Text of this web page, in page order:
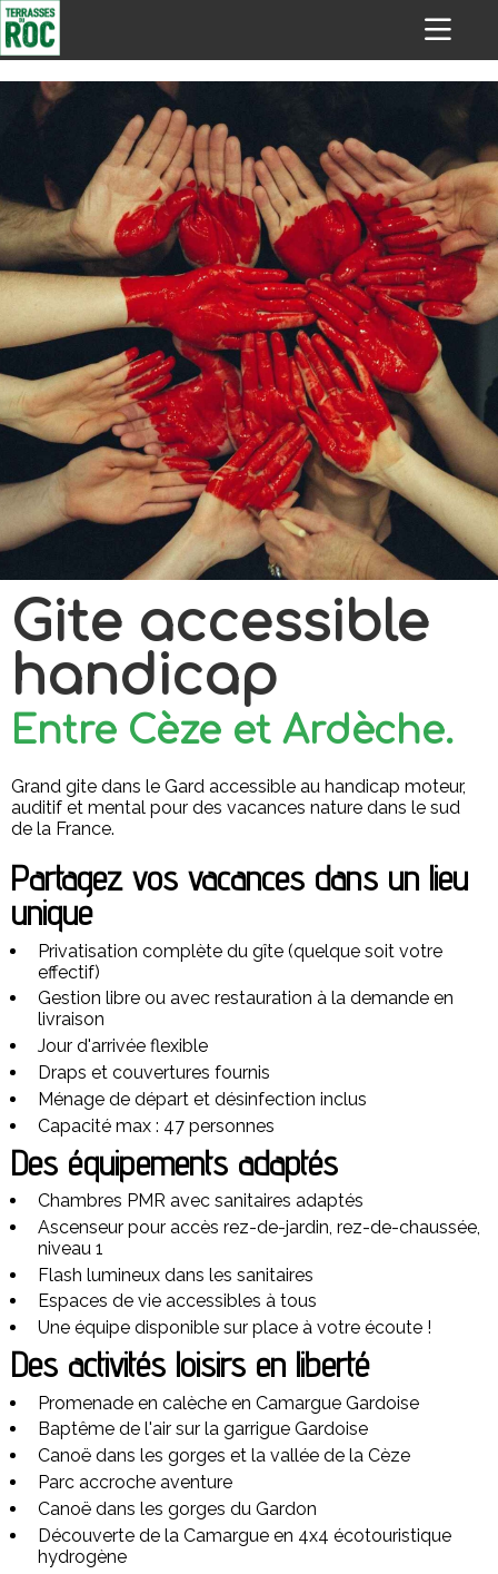
Gite accessible
handicap
Entre Cèze et Ardèche.
Grand gite dans le Gard accessible au handicap moteur,
auditif et mental pour des vacances nature dans le sud
de la France.
Partagez vos vacances dans un lieu
unique
Privatisation complète du gîte (quelque soit votre
effectif)
Gestion libre ou avec restauration à la demande en
livraison
Jour d'arrivée flexible
Draps et couvertures fournis
Ménage de départ et désinfection inclus
Capacité max : 47 personnes
Des équipements adaptés
Chambres PMR avec sanitaires adaptés
Ascenseur pour accès rez-de-jardin, rez-de-chaussée,
niveau 1
Flash lumineux dans les sanitaires
Espaces de vie accessibles à tous
Une équipe disponible sur place à votre écoute !
Des activités loisirs en liberté
Promenade en calèche en Camargue Gardoise
Baptême de l'air sur la garrigue Gardoise
Canoë dans les gorges et la vallée de la Cèze
Parc accroche aventure
Canoë dans les gorges du Gardon
Découverte de la Camargue en 4x4 écotouristique
hydrogène